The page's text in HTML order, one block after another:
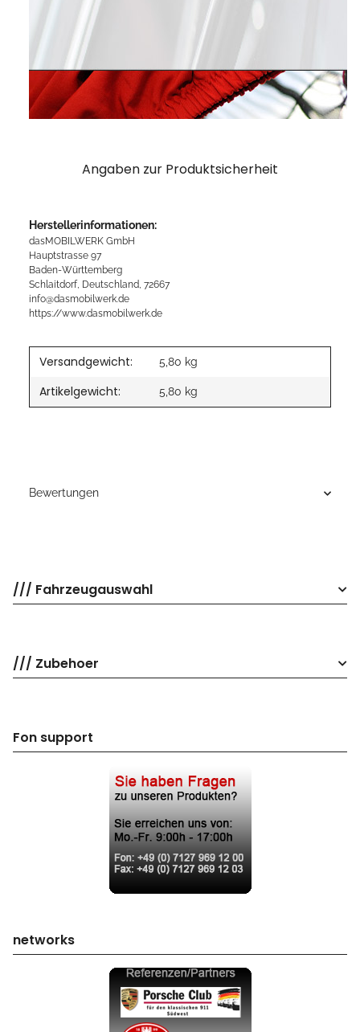
Angaben zur Produktsicherheit
Herstellerinformationen:
dasMOBILWERK GmbH
Hauptstrasse 97
Baden-Württemberg
Schlaitdorf, Deutschland, 72667
info@dasmobilwerk.de
https://www.dasmobilwerk.de
Versandgewicht: 5,80 kg
Artikelgewicht: 5,80 kg
Bewertungen
/// Fahrzeugauswahl
/// Zubehoer
Fon support
networks